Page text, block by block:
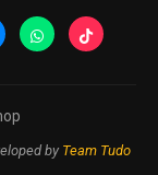
by Team Tudo